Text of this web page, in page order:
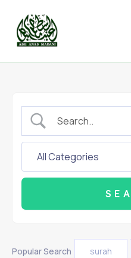
content
Popular Search surah